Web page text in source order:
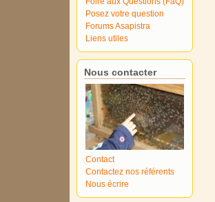
Posez votre question
Forums Asapistra
Liens utiles
Nous contacter
Contact
Contactez nos référents
Nous écrire